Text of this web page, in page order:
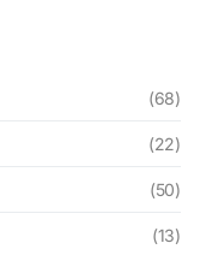
(68)
(22)
(50)
(13)